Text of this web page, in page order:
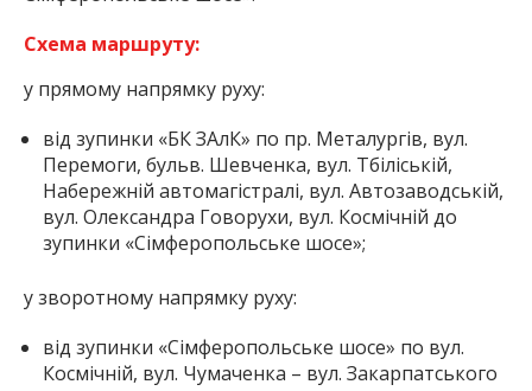
Схема маршруту:
у прямому напрямку руху:
від зупинки «БК ЗАлК» по пр. Металургів, вул.
Перемоги, бульв. Шевченка, вул. Тбіліській,
Набережній автомагістралі, вул. Автозаводській,
вул. Олександра Говорухи, вул. Космічній до
зупинки «Сімферопольське шосе»;
у зворотному напрямку руху:
від зупинки «Сімферопольське шосе» по вул.
Космічній, вул. Чумаченка – вул. Закарпатського